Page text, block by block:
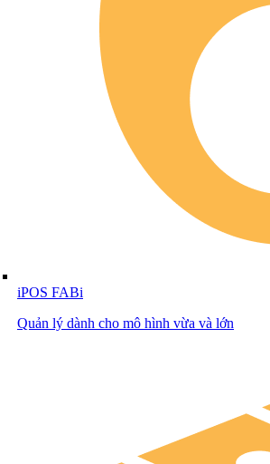
iPOS FABi
Quản lý dành cho mô hình vừa và lớn